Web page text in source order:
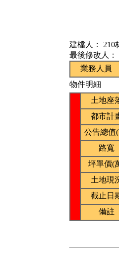
建檔人： 210
最後修改人：
業務人員
物件明細
土地座
都市計
公告總值
路寬
坪單價(
土地現
截止日
備註